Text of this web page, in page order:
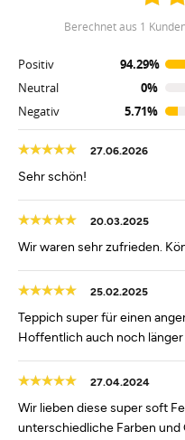
berechnet aus 1
Positiv
94.29%
Neutral
0%
Negativ
5.71%
27.06.2026
Sehr schön!
20.03.2025
Wir waren sehr zufrieden.
25.02.2025
Teppich super für einen
Hoffentlich auch noch länger
27.04.2024
Wir lieben diese super soft
unterschiedliche Farben und